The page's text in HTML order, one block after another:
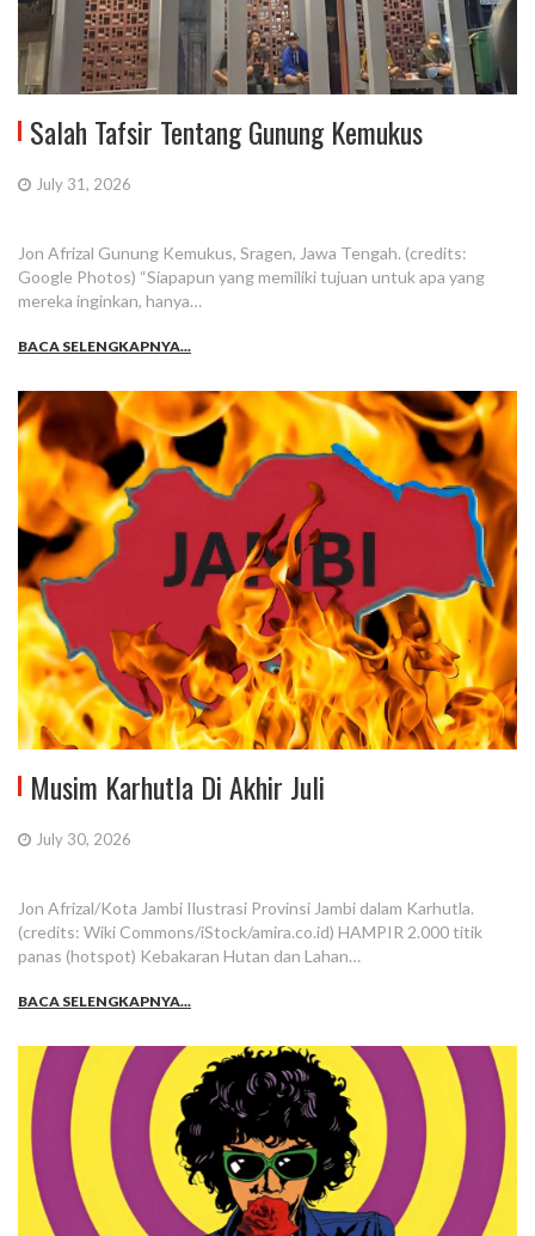
Salah Tafsir Tentang Gunung Kemukus
July 31, 2026
Jon Afrizal Gunung Kemukus, Sragen, Jawa Tengah. (credits:
Google Photos) “Siapapun yang memiliki tujuan untuk apa yang
mereka inginkan, hanya…
BACA SELENGKAPNYA...
Musim Karhutla Di Akhir Juli
July 30, 2026
Jon Afrizal/Kota Jambi Ilustrasi Provinsi Jambi dalam Karhutla.
(credits: Wiki Commons/iStock/amira.co.id) HAMPIR 2.000 titik
panas (hotspot) Kebakaran Hutan dan Lahan…
BACA SELENGKAPNYA...